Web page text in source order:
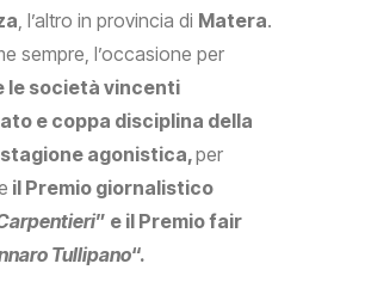
, l’altro in provincia di Matera.
sempre, l’occasione per
le società vincenti
e coppa disciplina della
agonistica,per
il Premio giornalistico
” e il Premio fair
Tullipano“.